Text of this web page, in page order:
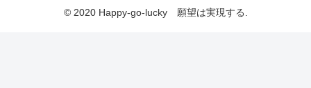
© 2020 Happy-go-lucky 願望は実現する.